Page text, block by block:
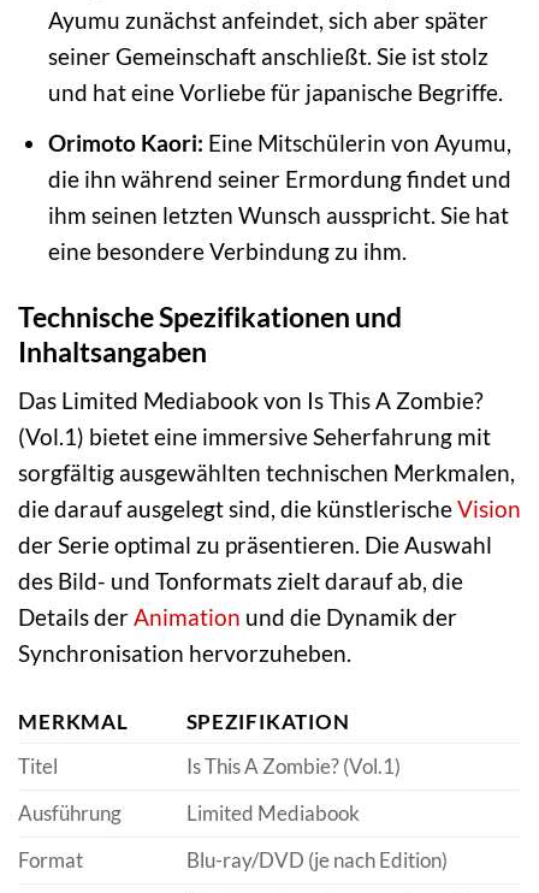
Ayumu zunächst anfeindet, sich aber später
seiner Gemeinschaft anschließt. Sie ist stolz
und hat eine Vorliebe für japanische Begriffe.
Orimoto Kaori: Eine Mitschülerin von Ayumu,
die ihn während seiner Ermordung findet und
ihm seinen letzten Wunsch ausspricht. Sie hat
eine besondere Verbindung zu ihm.
Technische Spezifikationen und
Inhaltsangaben
Das Limited Mediabook von Is This A Zombie?
(Vol.1) bietet eine immersive Seherfahrung mit
sorgfältig ausgewählten technischen Merkmalen,
die darauf ausgelegt sind, die künstlerischeVision
der Serie optimal zu präsentieren. Die Auswahl
des Bild- und Tonformats zielt darauf ab, die
Details derAnimation und die Dynamik der
Synchronisation hervorzuheben.
MERKMAL
SPEZIFIKATION
Titel
Is This A Zombie? (Vol.1)
Ausführung
Limited Mediabook
Format
Blu-ray/DVD (je nach Edition)